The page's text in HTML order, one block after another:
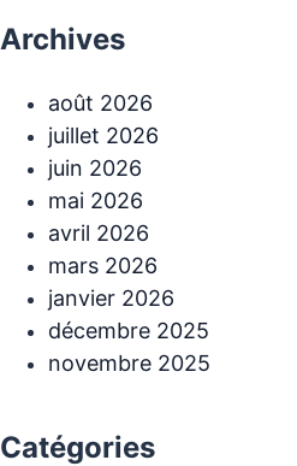
Archives
août 2026
juillet 2026
juin 2026
mai 2026
avril 2026
mars 2026
janvier 2026
décembre 2025
novembre 2025
Catégories